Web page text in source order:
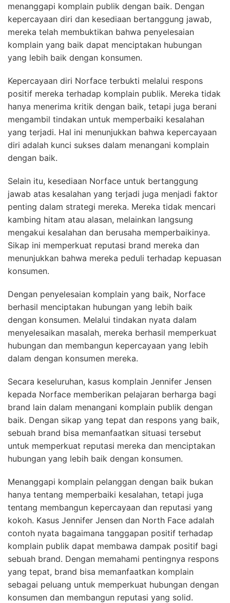
menanggapi komplain publik dengan baik. Dengan
kepercayaan diri dan kesediaan bertanggung jawab,
mereka telah membuktikan bahwa penyelesaian
komplain yang baik dapat menciptakan hubungan
yang lebih baik dengan konsumen.
Kepercayaan diri Norface terbukti melalui respons
positif mereka terhadap komplain publik. Mereka tidak
hanya menerima kritik dengan baik, tetapi juga berani
mengambil tindakan untuk memperbaiki kesalahan
yang terjadi. Hal ini menunjukkan bahwa kepercayaan
diri adalah kunci sukses dalam menangani komplain
dengan baik.
Selain itu, kesediaan Norface untuk bertanggung
jawab atas kesalahan yang terjadi juga menjadi faktor
penting dalam strategi mereka. Mereka tidak mencari
kambing hitam atau alasan, melainkan langsung
mengakui kesalahan dan berusaha memperbaikinya.
Sikap ini memperkuat reputasi brand mereka dan
menunjukkan bahwa mereka peduli terhadap kepuasan
konsumen.
Dengan penyelesaian komplain yang baik, Norface
berhasil menciptakan hubungan yang lebih baik
dengan konsumen. Melalui tindakan nyata dalam
menyelesaikan masalah, mereka berhasil memperkuat
hubungan dan membangun kepercayaan yang lebih
dalam dengan konsumen mereka.
Secara keseluruhan, kasus komplain Jennifer Jensen
kepada Norface memberikan pelajaran berharga bagi
brand lain dalam menangani komplain publik dengan
baik. Dengan sikap yang tepat dan respons yang baik,
sebuah brand bisa memanfaatkan situasi tersebut
untuk memperkuat reputasi mereka dan menciptakan
hubungan yang lebih baik dengan konsumen.
Menanggapi komplain pelanggan dengan baik bukan
hanya tentang memperbaiki kesalahan, tetapi juga
tentang membangun kepercayaan dan reputasi yang
kokoh. Kasus Jennifer Jensen dan North Face adalah
contoh nyata bagaimana tanggapan positif terhadap
komplain publik dapat membawa dampak positif bagi
sebuah brand. Dengan memahami pentingnya respons
yang tepat, brand bisa memanfaatkan komplain
sebagai peluang untuk memperkuat hubungan dengan
konsumen dan membangun reputasi yang solid.